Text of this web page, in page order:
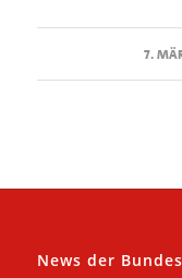
7. /
News der